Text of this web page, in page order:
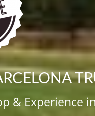
& Experience